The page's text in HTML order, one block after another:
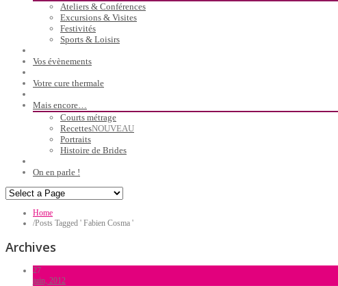
Ateliers & Conférences
Excursions & Visites
Festivités
Sports & Loisirs
Vos évènements
Votre cure thermale
Mais encore…
Courts métrage
RecettesNOUVEAU
Portraits
Histoire de Brides
On en parle !
Home
/Posts Tagged ' Fabien Cosma '
Archives
27
juin, 2012